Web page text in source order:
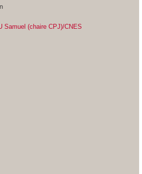
Samuel (chaire CPJ)/CNES